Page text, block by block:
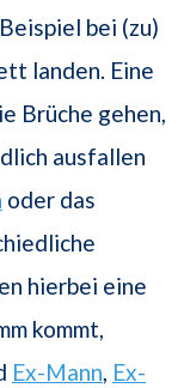
bei (zu)
landen. Eine
Brüche gehen,
ausfallen
oder das
hierbei eine
kommt,
Ex-Mann, Ex-